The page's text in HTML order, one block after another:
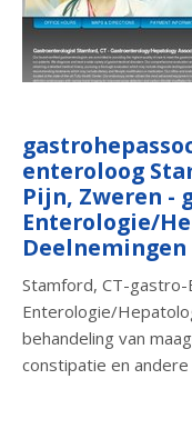
enteroloog
Pijn, Zweren -
Enterologie/
Deelnemingen
Stamford, CT-
Enterologie/
behandeling van
constipatie en